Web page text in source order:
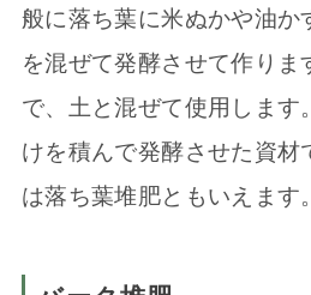
般に落ち葉に米ぬかや油か
を混ぜて発酵させて作りま
で、土と混ぜて使用します
けを積んで発酵させた資材
は落ち葉堆肥ともいえます。